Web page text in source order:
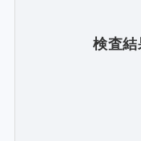
検査